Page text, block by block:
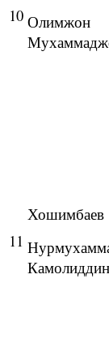
10 Олимжон
11
Хошимбаев